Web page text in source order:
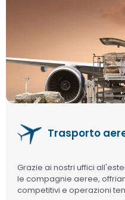
Trasporto
Grazie ai nostri uffici
le compagnie aeree,
competitivi e operazioni